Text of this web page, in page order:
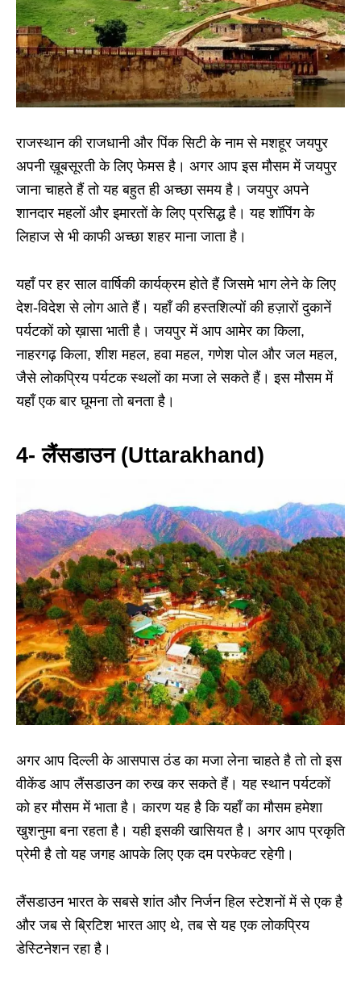
राजस्थान की राजधानी और पिंक सिटी के नाम से मशहूर जयपुर
अपनी ख़ूबसूरती के लिए फेमस है। अगर आप इस मौसम में जयपुर
जाना चाहते हैं तो यह बहुत ही अच्छा समय है। जयपुर अपने
शानदार महलों और इमारतों के लिए प्रसिद्ध है। यह शॉपिंग के
लिहाज से भी काफी अच्छा शहर माना जाता है।
यहाँ पर हर साल वार्षिकी कार्यक्रम होते हैं जिसमे भाग लेने के लिए
देश-विदेश से लोग आते हैं। यहाँ की हस्तशिल्पों की हज़ारों दुकानें
पर्यटकों को ख़ासा भाती है। जयपुर में आप आमेर का किला,
ना‍हरगढ़ किला, शीश महल, हवा महल, गणेश पोल और जल महल,
जैसे लोकप्रिय पर्यटक स्‍थलों का मजा ले सकते हैं। इस मौसम में
यहाँ एक बार घूमना तो बनता है।
4- लैंसडाउन (Uttarakhand)
अगर आप दिल्ली के आसपास ठंड का मजा लेना चाहते है तो तो इस
वीकेंड आप लैंसडाउन का रुख कर सकते हैं। यह स्थान पर्यटकों
को हर मौसम में भाता है। कारण यह है कि यहाँ का मौसम हमेशा
खुशनुमा बना रहता है। यही इसकी खासियत है। अगर आप प्रकृति
प्रेमी है तो यह जगह आपके लिए एक दम परफेक्ट रहेगी।
लैंसडाउन भारत के सबसे शांत और निर्जन हिल स्टेशनों में से एक है
और जब से ब्रिटिश भारत आए थे, तब से यह एक लोकप्रिय
डेस्टिनेशन रहा है।